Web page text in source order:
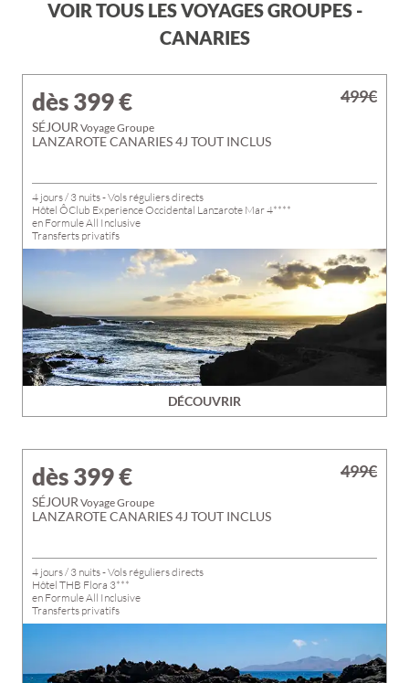
VOIR TOUS LES VOYAGES GROUPES -
CANARIES
dès 399€
SÉJOUR Voyage Groupe
LANZAROTE CANARIES 4J TOUT INCLUS
4 jours / 3 nuits - Vols réguliers directs
Hôtel ÔClub Experience Occidental Lanzarote Mar 4****
en Formule All Inclusive
Transferts privatifs
DÉCOUVRIR
499€
dès 399€
SÉJOUR Voyage Groupe
LANZAROTE CANARIES 4J TOUT INCLUS
4 jours / 3 nuits - Vols réguliers directs
Hôtel THB Flora 3***
en Formule All Inclusive
Transferts privatifs
499€